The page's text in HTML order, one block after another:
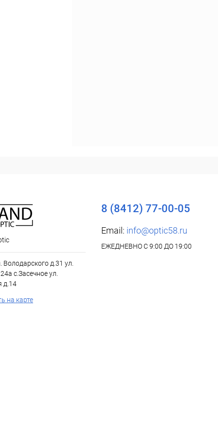
Володарского д.31 ул.
с.Засечное ул.
д.14
на карте
8 (8412) 77-00-05
Email: info@optic58.ru
ЕЖЕДНЕВНО С 9:00 ДО 19:00